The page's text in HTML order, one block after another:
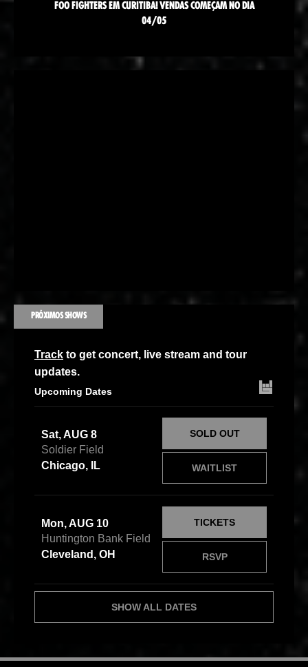
FOO FIGHTERS EM CURITIBA! VENDAS COMEÇAM NO DIA
04/05
PRÓXIMOS SHOWS
Track to get concert, live stream and tour
updates.
Upcoming Dates
Sat, AUG 8
Soldier Field
Chicago, IL
WAITLIST
SOLD OUT
Mon, AUG 10
Huntington Bank Field
Cleveland, OH
RSVP
TICKETS
SHOW ALL DATES